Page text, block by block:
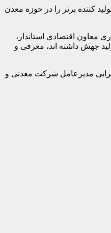
کننده برتر را در حوزه معدن
معاون اقتصادی استاندار،
جهش داشته اند، معرفی و
مدیرعامل شرکت معدنی و